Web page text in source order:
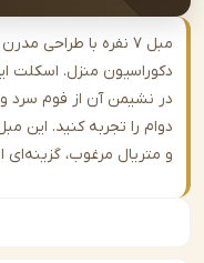
مبل ۷ نفره با طراحی مدرن و
منزل. اسکلت این مبل
آن از فوم سرد و فنر
را تجربه کنید. این مبل راحتی
مرغوب، گزینه‌ای
✓